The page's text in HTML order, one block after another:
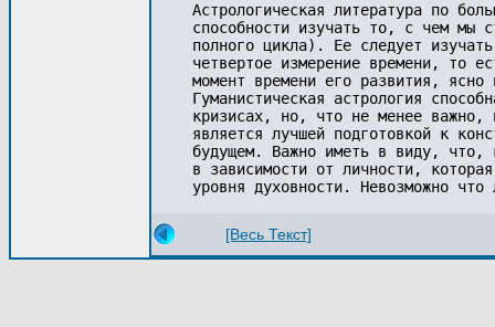
Астрологическая литература по
способности изучать то, с чем мы
полного цикла). Ее следует
четвертое измерение времени, то
момент времени его развития,
Гуманистическая астрология
кризисах, но, что не менее важно,
является лучшей подготовкой к
будущем. Важно иметь в виду, что,
в зависимости от личности,
[Весь Текст]